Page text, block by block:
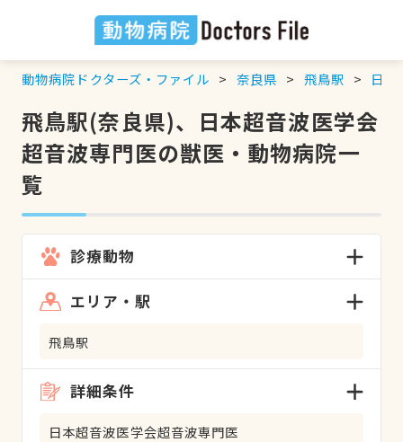
動物病院ドクターズ・ファイル 奈良県 飛鳥駅 日本
飛鳥駅(奈良県)、日本超音波医学会
超音波専門医の獣医・動物病院一
覧
診療動物
エリア・駅
飛鳥駅
詳細条件
日本超音波医学会超音波専門医